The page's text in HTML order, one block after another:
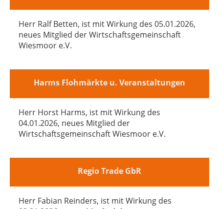
Herr Ralf Betten, ist mit Wirkung des 05.01.2026,
neues Mitglied der Wirtschaftsgemeinschaft
Wiesmoor e.V.
Harms Flohmärkte u. Veranstaltungen
Herr Horst Harms, ist mit Wirkung des
04.01.2026, neues Mitglied der
Wirtschaftsgemeinschaft Wiesmoor e.V.
Regio Trade GbR
Herr Fabian Reinders, ist mit Wirkung des